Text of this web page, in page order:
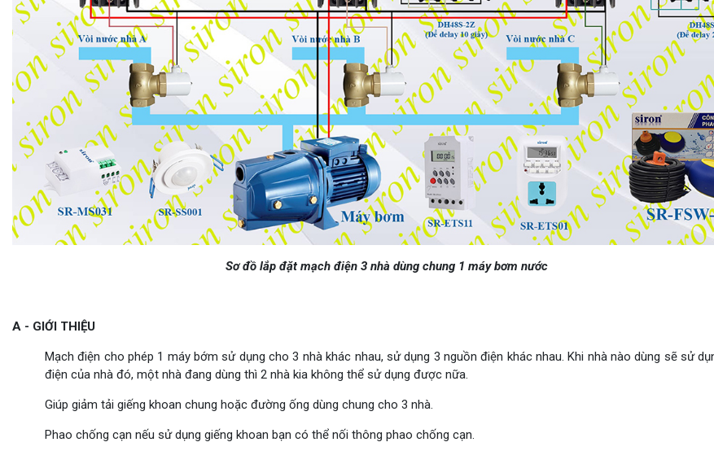
Sơ đồ lắp đặt mạch điện 3 nhà dùng chung 1 máy bơm nước
A - GIỚI THIỆU
Mạch điện cho phép 1 máy bớm sử dụng cho 3 nhà khác nhau, sử dụng 3 nguồn điện khác nhau. Khi nhà nào dùng sẽ sử
điện của nhà đó, một nhà đang dùng thì 2 nhà kia không thể sử dụng được nữa.
Giúp giảm tải giếng khoan chung hoặc đường ống dùng chung cho 3 nhà.
Phao chống cạn nếu sử dụng giếng khoan bạn có thể nối thông phao chống cạn.